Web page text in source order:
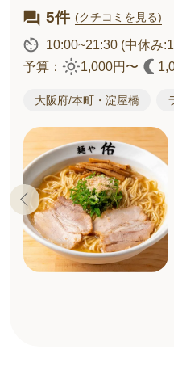
5件 (クチコミを見る)
10:00~21:30 (中休み
予算：
1,000円〜
大阪府/本町・淀屋橋